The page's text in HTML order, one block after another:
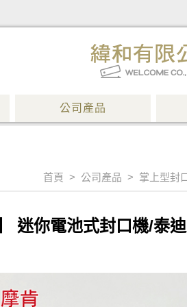
公司產品
首頁 > 公司產品 > 掌上型封
迷你電池式封口機/泰